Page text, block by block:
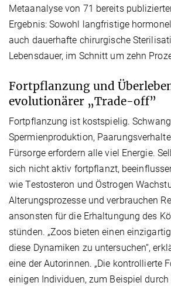
Metaanalyse von 71 bereits
Ergebnis: Sowohl langfristige
auch dauerhafte chirurgische
Lebensdauer, im Schnitt um zehn
Fortpflanzung und
evolutionärer „Trade-off”
Fortpflanzung ist kostspielig.
Spermienproduktion,
Fürsorge erfordern alle viel Energie.
sich nicht aktiv fortpflanzt,
wie Testosteron und Östrogen
Alterungsprozesse und verbrauchen
ansonsten für die Erhaltungung des
stünden. „Zoos bieten einen
diese Dynamiken zu untersuchen“,
eine der Autorinnen. „Die kontrollierte
einigen Individuen, zum Beispiel